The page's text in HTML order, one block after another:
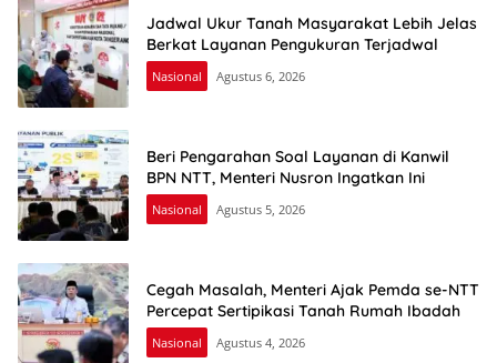
Jadwal Ukur Tanah Masyarakat Lebih Jelas
Berkat Layanan Pengukuran Terjadwal
Nasional Agustus 6, 2026
Beri Pengarahan Soal Layanan di Kanwil
BPN NTT, Menteri Nusron Ingatkan Ini
Nasional Agustus 5, 2026
Cegah Masalah, Menteri Ajak Pemda se-NTT
Percepat Sertipikasi Tanah Rumah Ibadah
Nasional Agustus 4, 2026